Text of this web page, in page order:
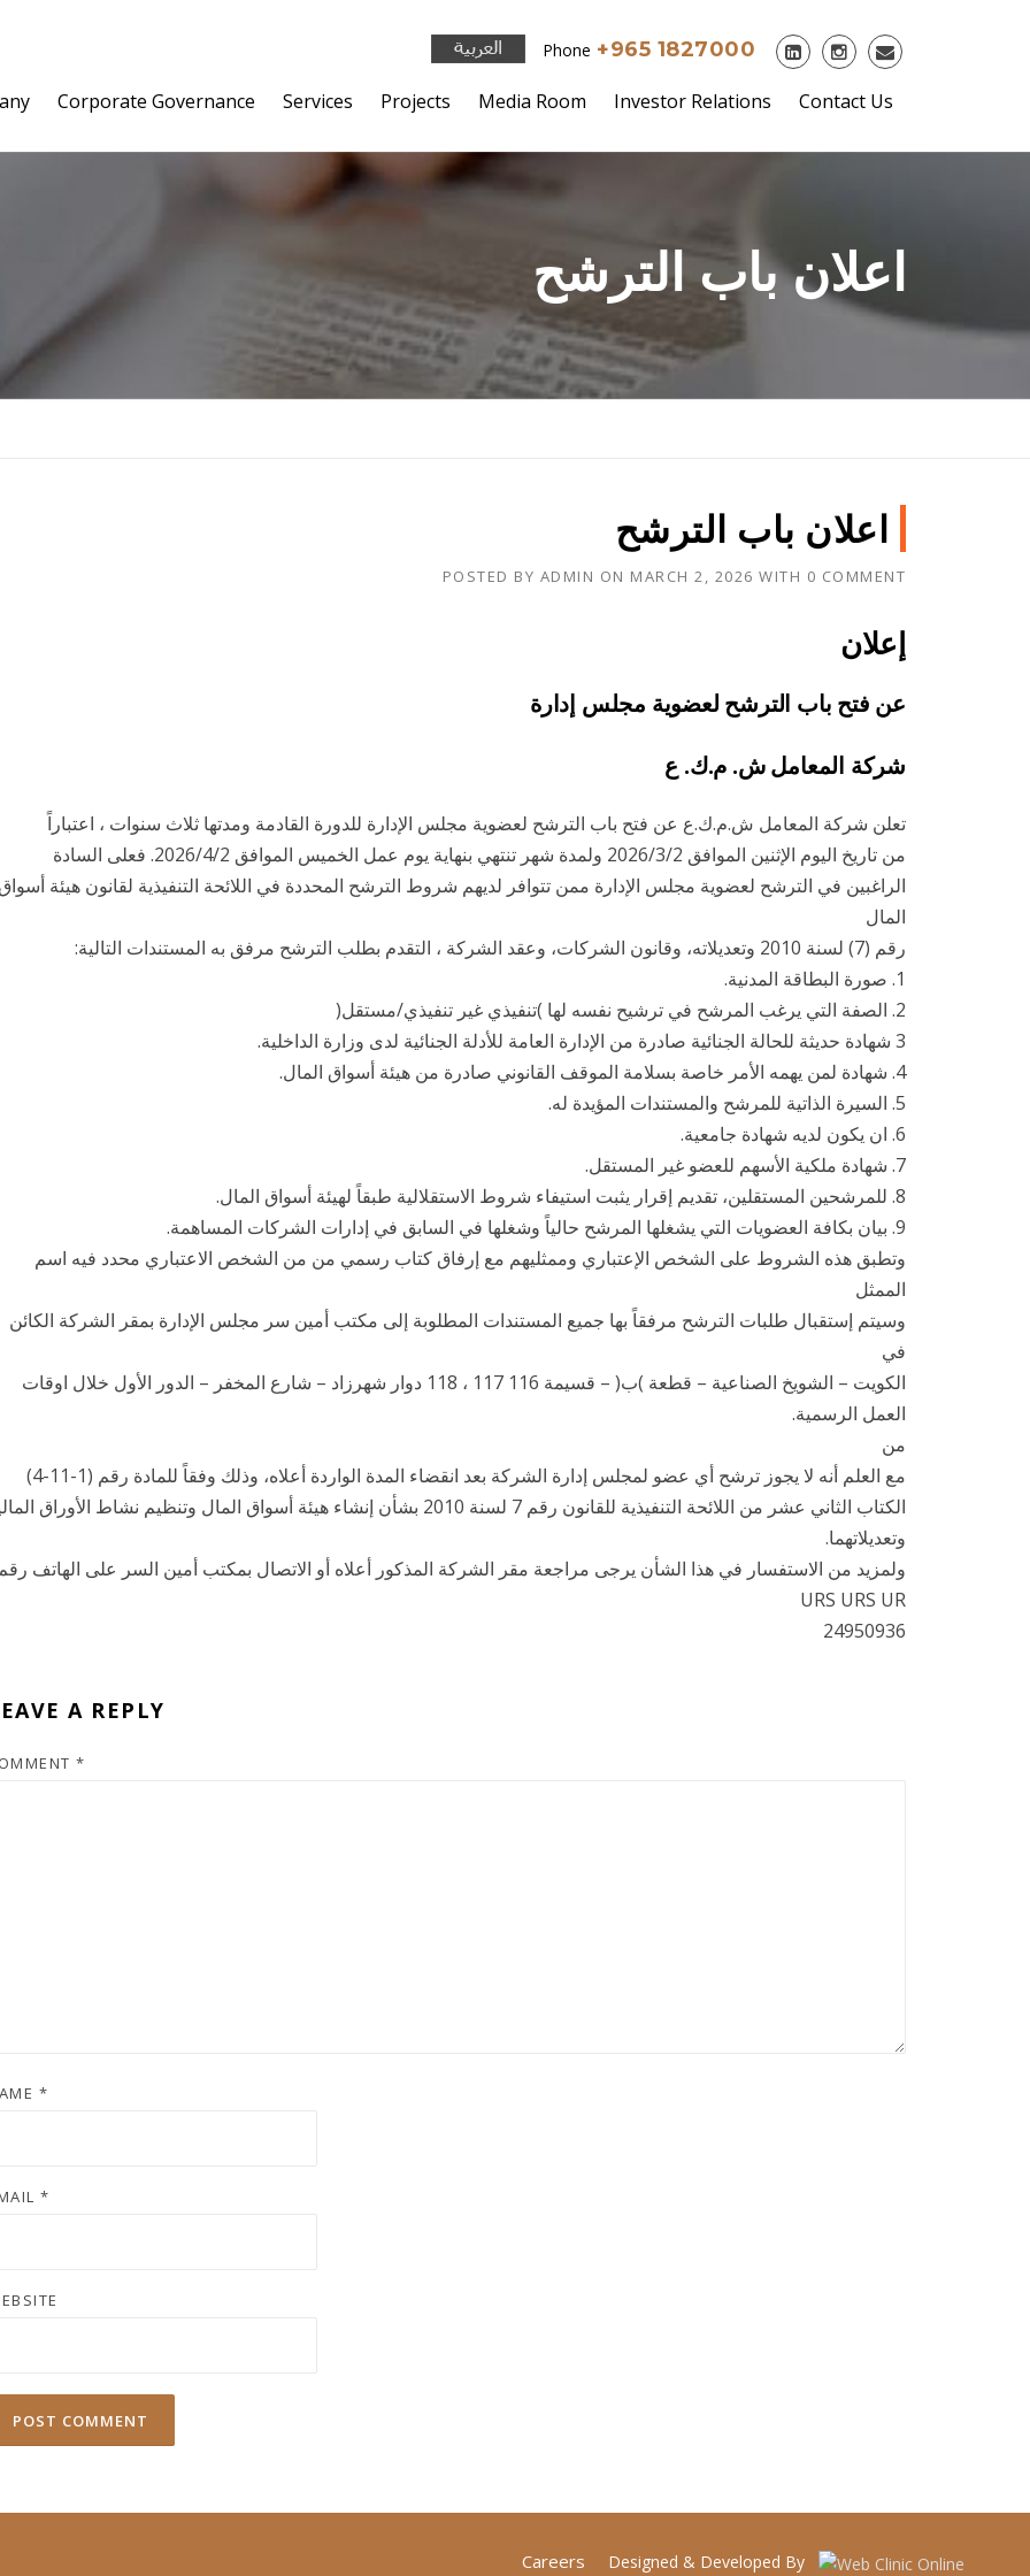
Phone +965 1827000
Corporate Governance Services Projects Media Room Investor Relations Contact Us
اعلان باب الترشح
اعلان باب الترشح
POSTED BY ADMIN ON MARCH 2, 2026 WITH 0 COMMENT
إعلان
عن فتح باب الترشح لعضوية مجلس إدارة
شركة المعامل ش. م.ك. ع
تعلن شركة المعامل ش.م.ك.ع عن فتح باب الترشح لعضوية مجلس الإدارة للدورة القادمة ومدتها ثلاث سنوات ، اعتباراً
من تاريخ اليوم الإثنين الموافق 2026/3/2 ولمدة شهر تنتهي بنهاية يوم عمل الخميس الموافق 2026/4/2. فعلى السادة
الراغبين في الترشح لعضوية مجلس الإدارة ممن تتوافر لديهم شروط الترشح المحددة في اللائحة التنفيذية لقانون هيئة
المال
رقم (7) لسنة 2010 وتعديلاته، وقانون الشركات، وعقد الشركة ، التقدم بطلب الترشح مرفق به المستندات التالية:
1. صورة البطاقة المدنية.
2. الصفة التي يرغب المرشح في ترشيح نفسه لها )تنفيذي غير تنفيذي/مستقل(
3 شهادة حديثة للحالة الجنائية صادرة من الإدارة العامة للأدلة الجنائية لدى وزارة الداخلية.
4. شهادة لمن يهمه الأمر خاصة بسلامة الموقف القانوني صادرة من هيئة أسواق المال.
5. السيرة الذاتية للمرشح والمستندات المؤيدة له.
6. ان يكون لديه شهادة جامعية.
7. شهادة ملكية الأسهم للعضو غير المستقل.
8. للمرشحين المستقلين، تقديم إقرار يثبت استيفاء شروط الاستقلالية طبقاً لهيئة أسواق المال.
9. بيان بكافة العضويات التي يشغلها المرشح حالياً وشغلها في السابق في إدارات الشركات المساهمة.
وتطبق هذه الشروط على الشخص الإعتباري وممثليهم مع إرفاق كتاب رسمي من من الشخص الاعتباري محدد فيه اسم
الممثل
وسيتم إستقبال طلبات الترشح مرفقاً بها جميع المستندات المطلوبة إلى مكتب أمين سر مجلس الإدارة بمقر الشركة الكائن
في
الكويت – الشويخ الصناعية – قطعة )ب( – قسيمة 116 117 ، 118 دوار شهرزاد – شارع المخفر – الدور الأول خلال اوقات
العمل الرسمية.
من
مع العلم أنه لا يجوز ترشح أي عضو لمجلس إدارة الشركة بعد انقضاء المدة الواردة أعلاه، وذلك وفقاً للمادة رقم (1-11-4)
الكتاب الثاني عشر من اللائحة التنفيذية للقانون رقم 7 لسنة 2010 بشأن إنشاء هيئة أسواق المال وتنظيم نشاط الأوراق المالية
وتعديلاتهما.
ولمزيد من الاستفسار في هذا الشأن يرجى مراجعة مقر الشركة المذكور أعلاه أو الاتصال بمكتب أمين السر على الهاتف
URS URS UR
24950936
A REPLY
*
*
*
Careers Designed & Developed By